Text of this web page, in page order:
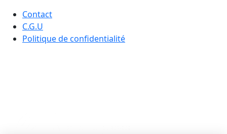
Contact
C.G.U
Politique de confidentialité